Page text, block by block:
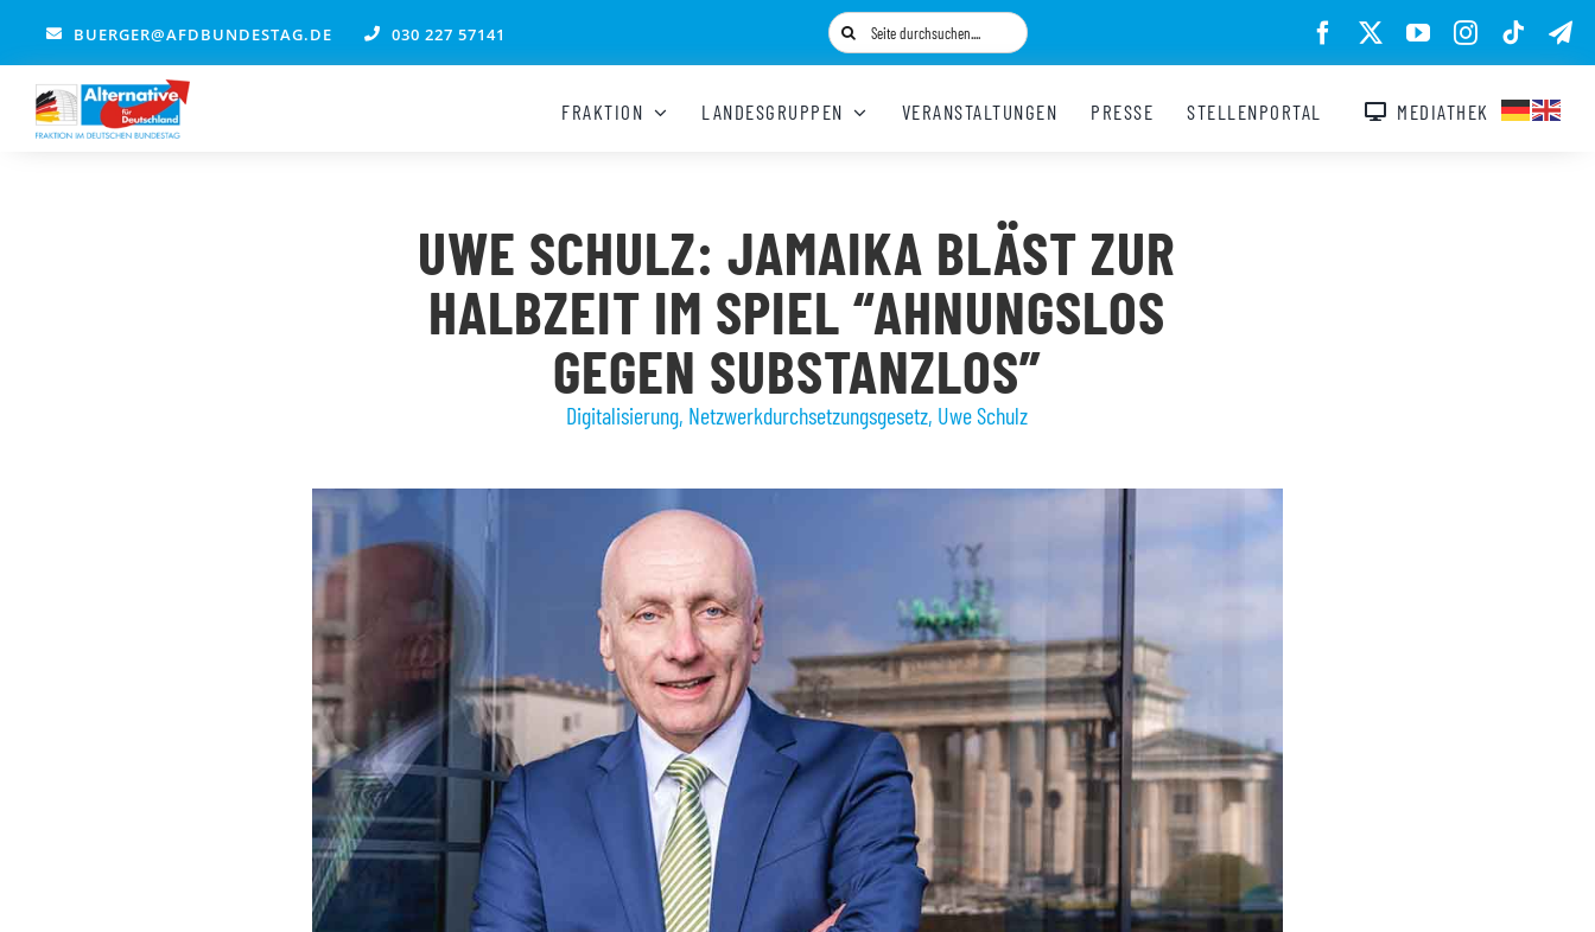
springen
BUERGER@AFDBUNDESTAG.DE 030 227 57141
Suche
nach:
FRAKTION LANDESGRUPPEN VERANSTALTUNGEN PRESSE STELLENPORTAL MEDIATHEK
UWE SCHULZ: JAMAIKA BLÄST ZUR
HALBZEIT IM SPIEL “AHNUNGSLOS
GEGEN SUBSTANZLOS”
Digitalisierung, Netzwerkdurchsetzungsgesetz, Uwe Schulz